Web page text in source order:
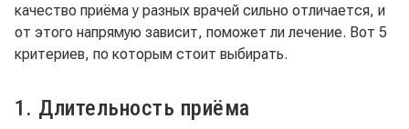
качество приёма у разных врачей сильно отличается, и
от этого напрямую зависит, поможет ли лечение. Вот 5
критериев, по которым стоит выбирать.
1. Длительность приёма